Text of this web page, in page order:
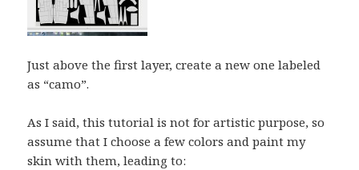
Just above the first layer, create a new one labeled
as “camo”.
As I said, this tutorial is not for artistic purpose, so
assume that I choose a few colors and paint my
skin with them, leading to: